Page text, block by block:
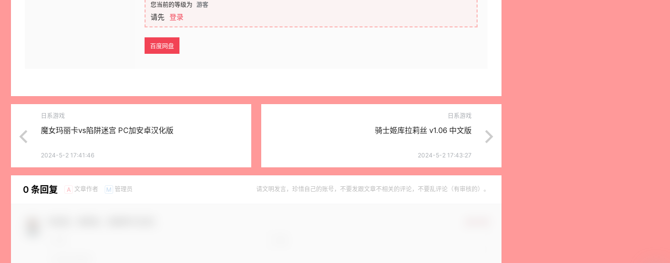
您当前的等级为 游客
请先 登录
百度网盘
日系游戏
魔女玛丽卡vs陷阱迷宫 PC加安卓汉化版
2024-5-2 17:41:46
日系游戏
骑士姬库拉莉丝 v1.06 中文版
2024-5-2 17:43:27
0 条回复 A 文章作者 M 管理员 请文明发言，珍惜自己的账号，不要发跟文章不相关的评论，不要乱评论（有审核的）。